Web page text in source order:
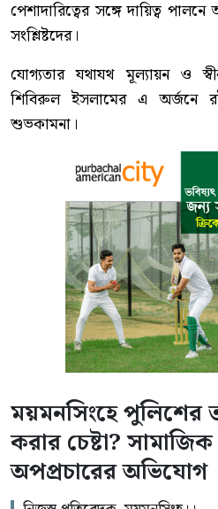
পেশাদারিত্বের সঙ্গে দায়িত্ব
সংশ্লিষ্টদের।
যোগ্যতার যথাযথ মূল্যায়ন ও
শিবিরুল ইসলামের এ অর্জনে
শুভকামনা।
ময়মনসিংহে পুলিশের
করার চেষ্টা?
অপপ্রচারের অভিযোগ